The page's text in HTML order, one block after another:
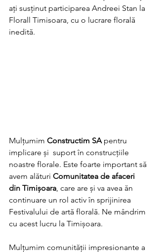
ați susținut participarea Andreei Stan la
Florall Timisoara, cu o lucrare florală
inedită.
Mulțumim Constructim SA pentru
implicare și  suport în construcțiile
noastre florale. Este foarte important să
avem alături Comunitatea de afaceri
din Timișoara, care are și va avea ăn
continuare un rol activ în sprijinirea
Festivalului de artă florală. Ne mândrim
cu acest lucru la Timișoara.
Mulțumim comunității impresionante a